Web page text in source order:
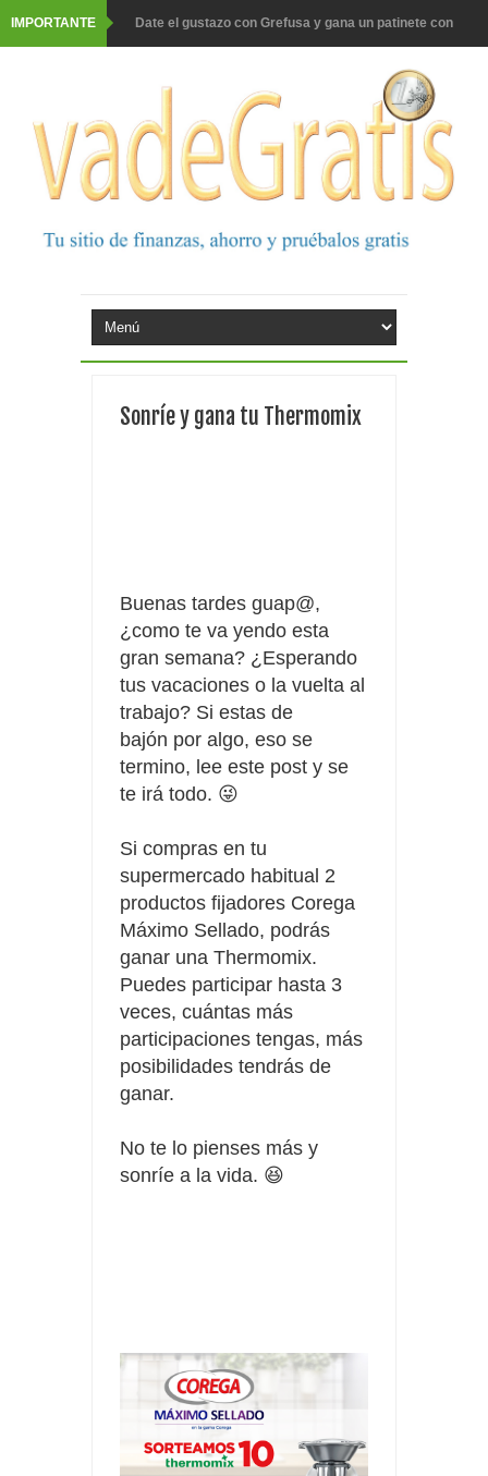
IMPORTANTE Barbadillo te da la opción de ganar increíbles premios
Prueba gratis Maison Perrier France
Gana premios Pokémon con Kellogg's
Corona te regala un velero inolvidable en velero y más
premios
productos
Sonríe y gana tu Thermomix
Buenas tardes guap@,
¿como te va yendo esta
gran semana? ¿Esperando
tus vacaciones o la vuelta al
trabajo? Si estas de
bajón por algo, eso se
termino, lee este post y se
te irá todo. 😜
Si compras en tu
supermercado habitual 2
productos fijadores Corega
Máximo Sellado, podrás
ganar una Thermomix.
Puedes participar hasta 3
veces, cuántas más
participaciones tengas, más
posibilidades tendrás de
ganar.
No te lo pienses más y
sonríe a la vida. 😆